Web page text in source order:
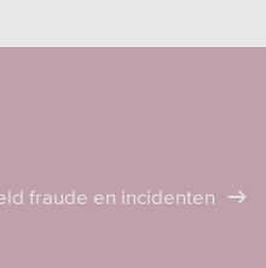
fraude en incidenten